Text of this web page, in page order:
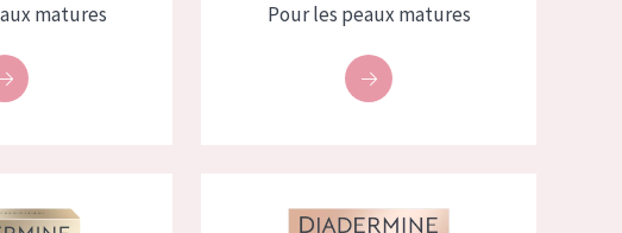
matures Pour les peaux matures